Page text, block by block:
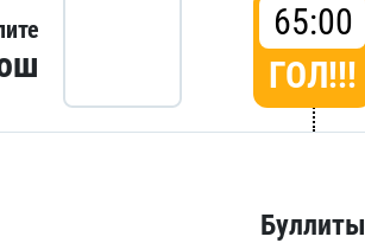
65:00
ГОЛ!!!
Буллиты